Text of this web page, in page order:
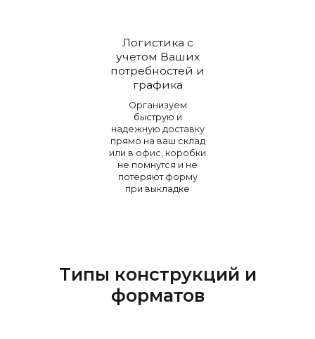
Логистика с
учетом Ваших
потребностей и
графика
Организуем
быструю и
надежную доставку
прямо на ваш склад
или в офис, коробки
не помнутся и не
потеряют форму
при выкладке
Типы конструкций и
форматов